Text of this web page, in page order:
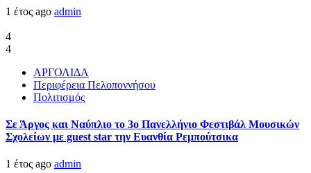
1 έτος ago admin
4
4
ΑΡΓΟΛΙΔΑ
Περιφέρεια Πελοποννήσου
Πολιτισμός
Σε Άργος και Ναύπλιο το 3ο Πανελλήνιο Φεστιβάλ Μουσικών
Σχολείων με guest star την Ευανθία Ρεμπούτσικα
1 έτος ago admin